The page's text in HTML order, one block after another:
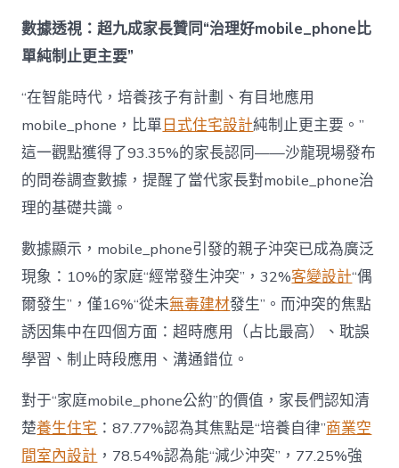
成
為
東
西”，
而
非
“家
庭
中
數據透視：超九成家長贊同“治理好mobile_phone比
單純制止更主要”
“在智能時代，培養孩子有計劃、有目地應用
mobile_phone，比單日式住宅設計純制止更主要。”
這一觀點獲得了93.35%的家長認同——沙龍現場發布
的問卷調查數據，提醒了當代家長對mobile_phone治
理的基礎共識。
數據顯示，mobile_phone引發的親子沖突已成為廣泛
現象：10%的家庭“經常發生沖突”，32%客變設計“偶
爾發生”，僅16%“從未無毒建材發生”。而沖突的焦點
誘因集中在四個方面：超時應用（占比最高）、耽誤
學習、制止時段應用、溝通錯位。
對于“家庭mobile_phone公約”的價值，家長們認知清
楚養生住宅 ：87.77%認為其焦點是“培養自律”商業空
間室內設計 ，78.54%認為能“減少沖突”，77.25%強